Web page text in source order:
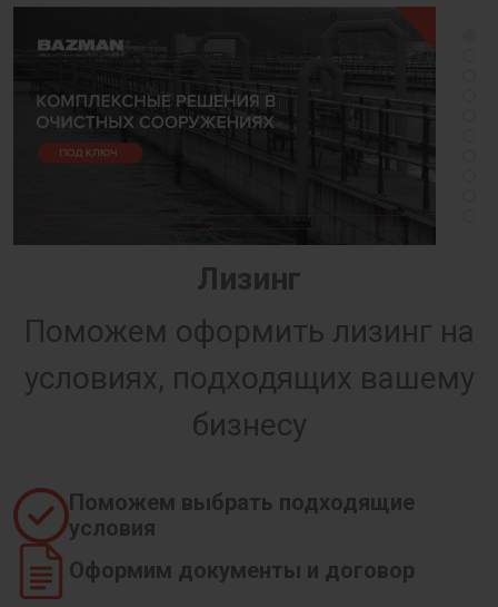
Лизинг
Поможем оформить лизинг на
условиях, подходящих вашему
бизнесу
Поможем выбрать подходящие
условия
Оформим документы и договор